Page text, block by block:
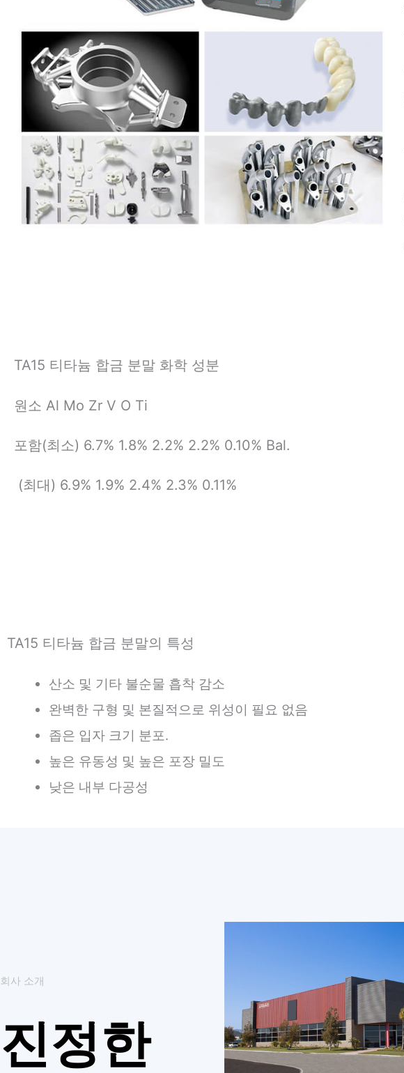
TA15 티타늄 합금 분말 화학 성분
원소 Al Mo Zr V O Ti
포함(최소) 6.7% 1.8% 2.2% 2.2% 0.10% Bal.
(최대) 6.9% 1.9% 2.4% 2.3% 0.11%
TA15 티타늄 합금 분말의 특성
산소 및 기타 불순물 흡착 감소
완벽한 구형 및 본질적으로 위성이 필요 없음
좁은 입자 크기 분포.
높은 유동성 및 높은 포장 밀도
낮은 내부 다공성
회사 소개
진정한